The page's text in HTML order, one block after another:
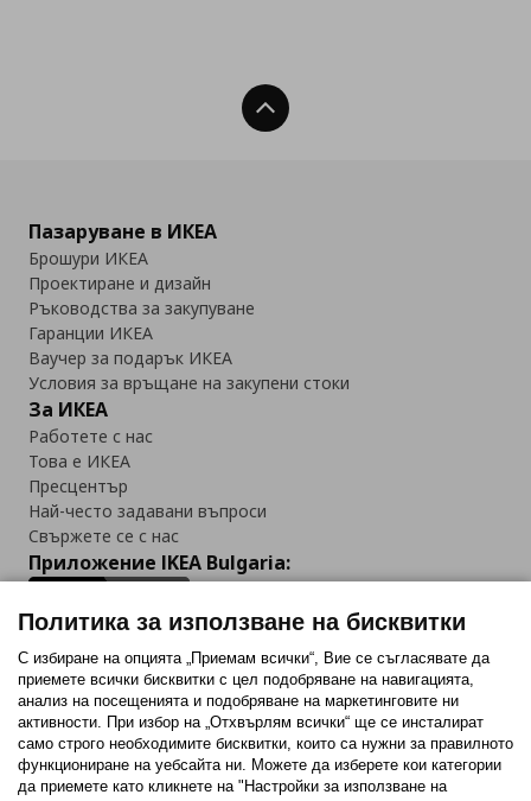
Нагоре
Пазаруване в ИКЕА
Брошури ИКЕА
Проектиране и дизайн
Ръководства за закупуване
Гаранции ИКЕА
Ваучер за подарък ИКЕА
Условия за връщане на закупени стоки
За ИКЕА
Работете с нас
Това е ИКЕА
Пресцентър
Най-често задавани въпроси
Свържете се с нас
Приложение IKEA Bulgaria:
Последвайте ни:
FacebookTwitterYoutubePinterestInstagram
Политика за използване на бисквитки
С избиране на опцията „Приемам всички“, Вие се съгласявате да
приемете всички бисквитки с цел подобряване на навигацията,
анализ на посещенията и подобряване на маркетинговите ни
активности. При избор на „Отхвърлям всички“ ще се инсталират
само строго необходимитe бисквитки, които са нужни за правилното
функциониране на уебсайта ни. Можете да изберете кои категории
да приемете като кликнете на "Настройки за използване на